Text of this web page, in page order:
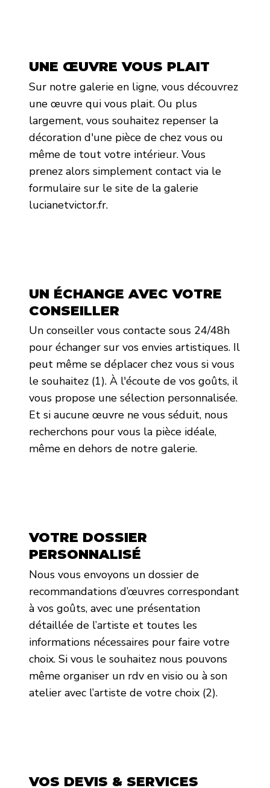
UNE ŒUVRE VOUS PLAIT
Sur notre galerie en ligne, vous découvrez
une œuvre qui vous plait. Ou plus
largement, vous souhaitez repenser la
décoration d'une pièce de chez vous ou
même de tout votre intérieur. Vous
prenez alors simplement contact via le
formulaire sur le site de la galerie
lucianetvictor.fr.
UN ÉCHANGE AVEC VOTRE
CONSEILLER
Un conseiller vous contacte sous 24/48h
pour échanger sur vos envies artistiques. Il
peut même se déplacer chez vous si vous
le souhaitez (1). À l'écoute de vos goûts, il
vous propose une sélection personnalisée.
Et si aucune œuvre ne vous séduit, nous
recherchons pour vous la pièce idéale,
même en dehors de notre galerie.
VOTRE DOSSIER
PERSONNALISÉ
Nous vous envoyons un dossier de
recommandations d’œuvres correspondant
à vos goûts, avec une présentation
détaillée de l’artiste et toutes les
informations nécessaires pour faire votre
choix. Si vous le souhaitez nous pouvons
même organiser un rdv en visio ou à son
atelier avec l’artiste de votre choix (2).
VOS DEVIS & SERVICES